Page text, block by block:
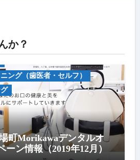
か？
ング（歯医者・セルフ）
町Morikawaデンタルオ
ーン情報（2019年12月）